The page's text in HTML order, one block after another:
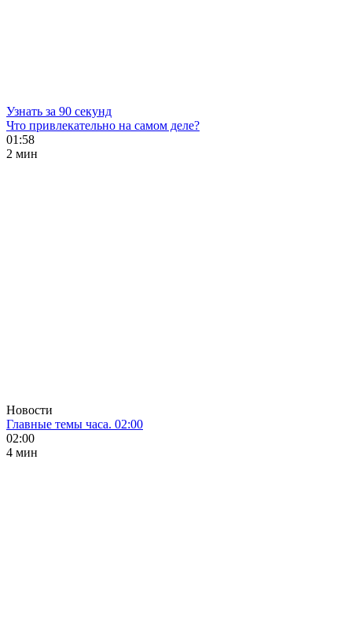
Узнать за 90 секунд
Что привлекательно на самом деле?
01:58
2 мин
Новости
Главные темы часа. 02:00
02:00
4 мин